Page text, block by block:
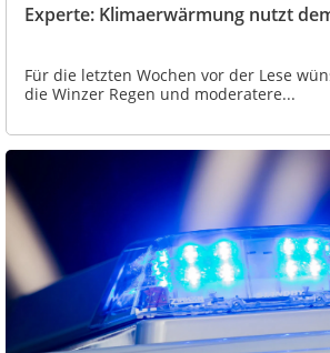
Experte: Klimaerwärmung nutzt
Für die letzten Wochen vor der Lese
die Winzer Regen und moderatere...